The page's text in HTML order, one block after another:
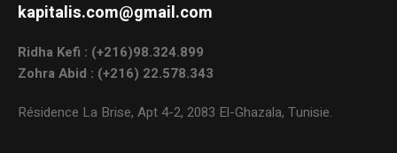
kapitalis.com@gmail.com
Ridha Kefi : (+216)98.324.899
Zohra Abid : (+216) 22.578.343
Résidence La Brise, Apt 4-2, 2083 El-Ghazala, Tunisie.